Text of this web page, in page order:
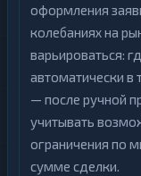
оформления
колебаниях на
варьироваться:
автоматически в
— после ручной
учитывать
ограничения по
сумме сделки.